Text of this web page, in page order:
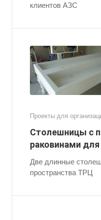
клиентов АЗС
Проекты для
Столешницы с
раковинами
Две длинные
пространства ТРЦ